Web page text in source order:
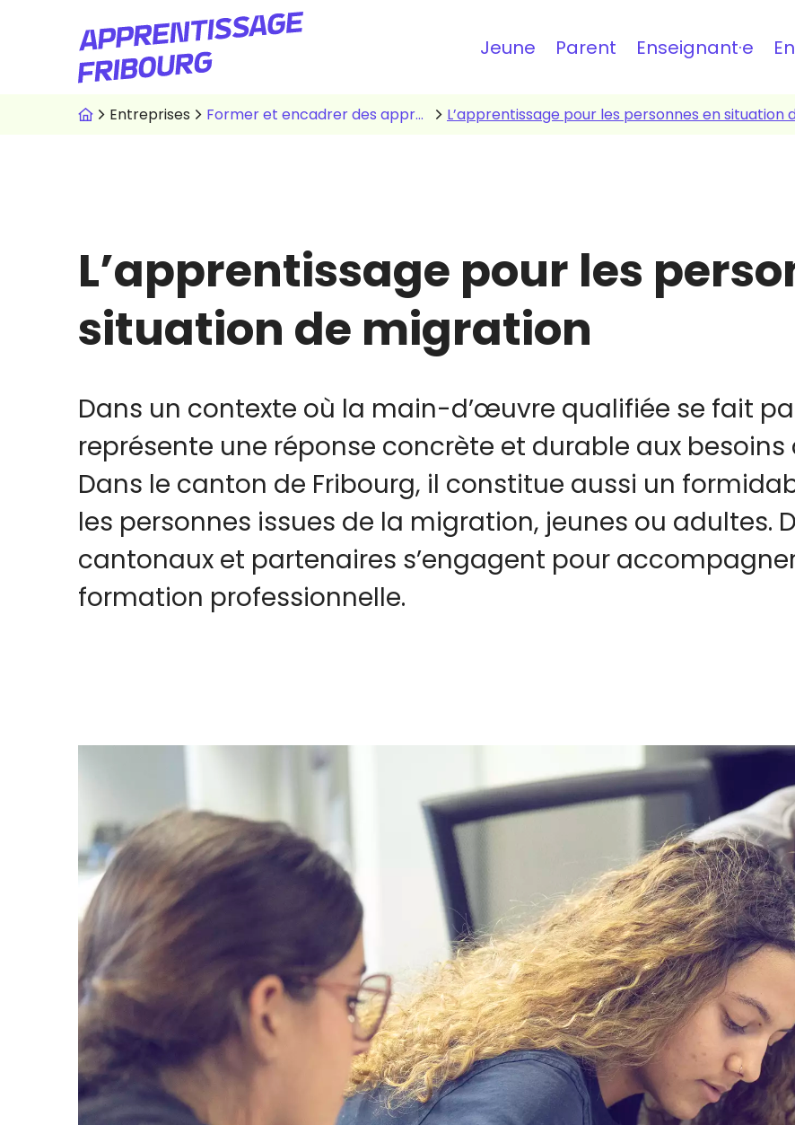
Jeune Parent Enseignant·e
Fil
Entreprises Former et encadrer des apprentis L’apprentissage pour les personnes en situation
L’apprentissage pour les
situation de migration
Dans un contexte où la main-d’œuvre qualifiée se fait
représente une réponse concrète et durable aux
Dans le canton de Fribourg, il constitue aussi un
les personnes issues de la migration, jeunes ou adultes.
cantonaux et partenaires s’engagent pour
formation professionnelle.